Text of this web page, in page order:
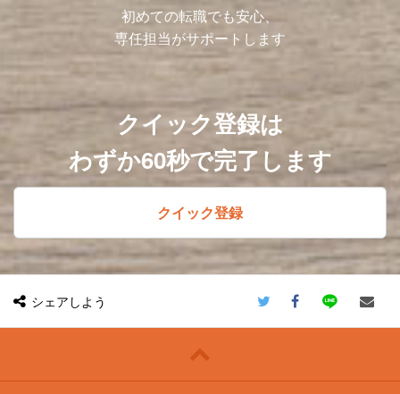
初めての転職でも安心、
専任担当がサポートします
クイック登録は
わずか60秒で完了します
クイック登録
シェアしよう